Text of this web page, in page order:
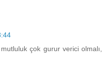
çok gurur verici olmalı,